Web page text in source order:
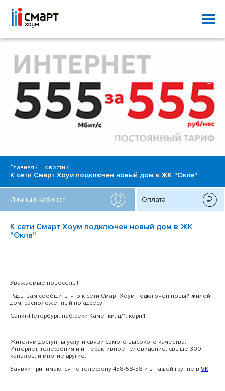
Главная Новости
К сети Смарт Хоум подключен новый дом в ЖК "Окла"
Личный кабинет Оплата
К сети Смарт Хоум подключен новый дом в ЖК
"Окла"
Уважаемые новоселы!
Рады вам сообщить, что к сети Смарт Хоум подключен новый жилой
дом, расположенный по адресу:
Санкт-Петербург, наб.реки Каменки, д.11, корп.1.
Жителям доступны услуги связи самого высокого качества.
Интернет, телефония и интерактивное телевидение, свыше 300
каналов, и многие другие.
Заявки принимаются по телефону 458-58-58 и в нашей группе в VK